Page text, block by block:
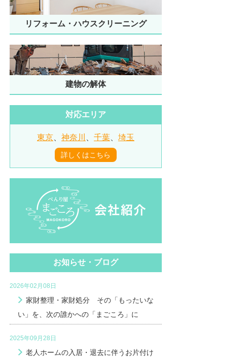
リフォーム・ハウスクリーニング
建物の解体
対応エリア
東京 神奈川 千葉 埼玉
詳しくはこちら
お知らせ・ブログ
2026年02月08日
家財整理・家財処分 その「もったいな
い」を、次の誰かへの「まごころ」に
2025年09月28日
老人ホームの入居・退去に伴うお片付け